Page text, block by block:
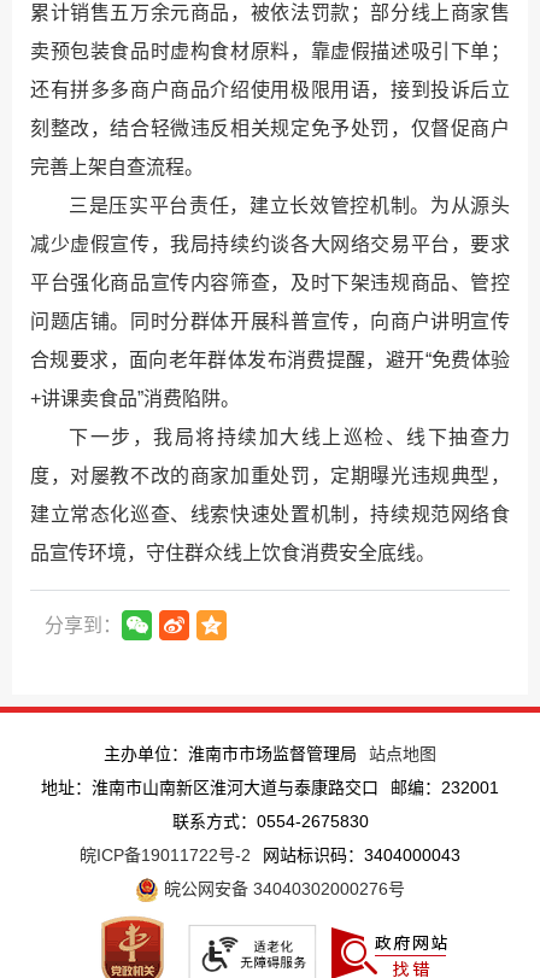
累计销售五万余元商品，被依法罚款；部分线上商家售
卖预包装食品时虚构食材原料，靠虚假描述吸引下单；
还有拼多多商户商品介绍使用极限用语，接到投诉后立
刻整改，结合轻微违反相关规定免予处罚，仅督促商户
完善上架自查流程。
三是压实平台责任，建立长效管控机制。为从源头
减少虚假宣传，我局持续约谈各大网络交易平台，要求
平台强化商品宣传内容筛查，及时下架违规商品、管控
问题店铺。同时分群体开展科普宣传，向商户讲明宣传
合规要求，面向老年群体发布消费提醒，避开“免费体验
+讲课卖食品”消费陷阱。
下一步，我局将持续加大线上巡检、线下抽查力
度，对屡教不改的商家加重处罚，定期曝光违规典型，
建立常态化巡查、线索快速处置机制，持续规范网络食
品宣传环境，守住群众线上饮食消费安全底线。
分享到：
主办单位：淮南市市场监督管理局
站点地图
地址：淮南市山南新区淮河大道与泰康路交口
邮编：232001
联系方式：0554-2675830
皖ICP备19011722号-2
网站标识码：3404000043
皖公网安备 34040302000276号